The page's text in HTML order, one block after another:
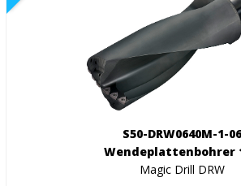
S50-DRW0640M-1-06
Wendeplattenbohrer
Magic Drill DRW